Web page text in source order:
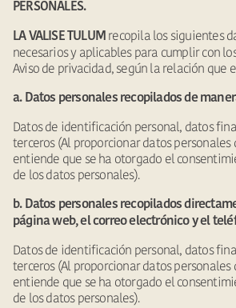
PERSONALES.
LA VALISE TULUM recopila los siguientes
necesarios y aplicables para cumplir con
Aviso de privacidad, según la relación que
a. Datos personales recopilados de
Datos de identificación personal, datos
terceros (Al proporcionar datos personales
entiende que se ha otorgado el
de los datos personales).
b. Datos personales recopilados
página web, el correo electrónico y el
Datos de identificación personal, datos
terceros (Al proporcionar datos personales
entiende que se ha otorgado el
de los datos personales).